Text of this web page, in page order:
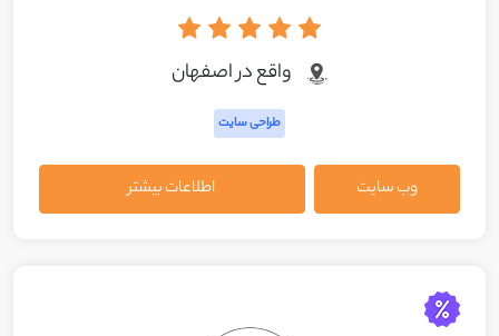
واقع در اصفهان
طراحی سایت
وب سایت اطلاعات بیشتر